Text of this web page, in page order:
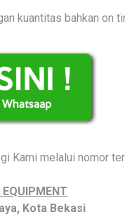
kuantitas bahkan on
Kami melalui nomor
Kota Bekasi